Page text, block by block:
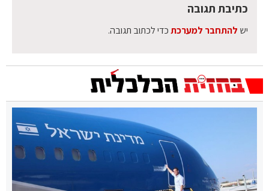
כתיבת תגובה
יש להתחבר למערכתכדי לכתוב תגובה.